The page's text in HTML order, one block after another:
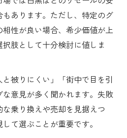
あります。ただし、特定のグ
性が良い場合、希少価値が上
肢として十分検討に値しま
被りにくい」「街中で目を引
な意見が多く聞かれます。失敗
乗り換えや売却を見据えつ
て選ぶことが重要です。